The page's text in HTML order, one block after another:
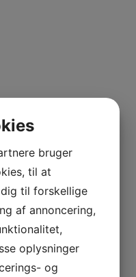
pension.
tage afsked med
[…]
bruger
til at
til forskellige
af annoncering,
oplysninger
og